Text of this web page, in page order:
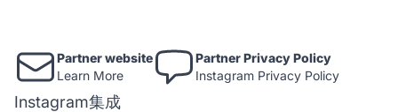
Partner website
Learn More
Partner Privacy Policy
Instagram Privacy Policy
Instagram集成